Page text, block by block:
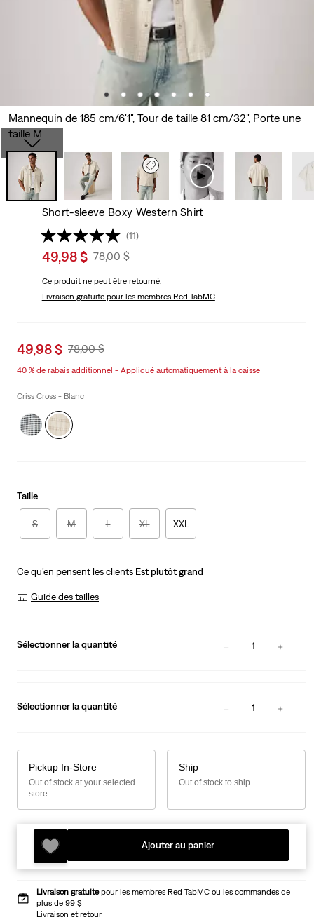
Mannequin de 185 cm/6'1", Tour de taille 81 cm/32", Porte une
taille M
Short-sleeve Boxy Western Shirt
(11)
Sale
is
49,98 $ Original
Was
78,00 $
Ce produit ne peut être retourné.
Livraison gratuitepour les membres Red TabMC
Sale
is
49,98 $ Original
78,00 $
40 % de rabais additionnel - Appliqué automatiquement à la caisse
Criss Cross - Blanc
Taille
S M L XL XXL
Ce qu’en pensent les clients Est plutôt grand
Guide des tailles
Sélectionner la quantité 1
Sélectionner la quantité 1
Pickup In-Store
Out of stock at your selected
store
Ship
Out of stock to ship
Ajouter au panier
Livraison gratuitepour les membres Red TabMC ou les commandes de
plus de 99 $
Livraison et retour